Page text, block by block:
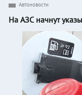
Автоновости
На АЗС начнут